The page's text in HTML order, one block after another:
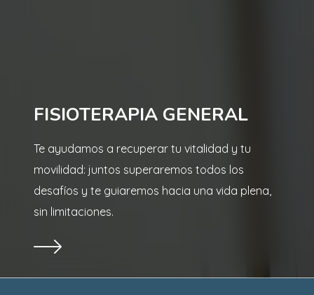
FISIOTERAPIA GENERAL
Te ayudamos a recuperar tu vitalidad y tu
movilidad: juntos superaremos todos los
desafíos y te guiaremos hacia una vida plena,
sin limitaciones.